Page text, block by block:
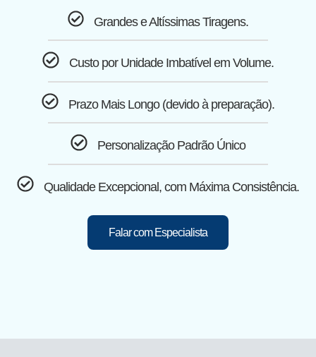
Grandes e Altíssimas Tiragens.
Custo por Unidade Imbatível em Volume.
Prazo Mais Longo (devido à preparação).
Personalização Padrão Único
Qualidade Excepcional, com Máxima Consistência.
Falar com Especialista